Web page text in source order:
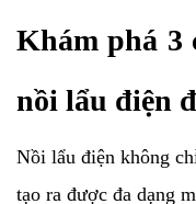
Khám phá 3
nồi lẩu điện
Nồi lẩu điện không
tạo ra được đa dạng